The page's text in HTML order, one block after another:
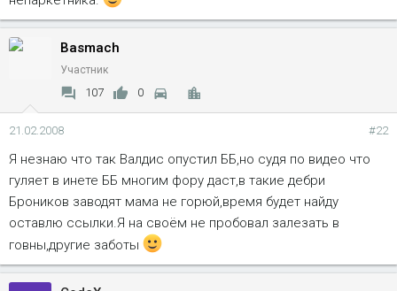
Basmach
Участник
107 0
21.02.2008 #22
Я незнаю что так Валдис опустил ББ,но судя по видео что
гуляет в инете ББ многим фору даст,в такие дебри
Броников заводят мама не горюй,время будет найду
оставлю ссылки.Я на своём не пробовал залезать в
говны,другие заботы